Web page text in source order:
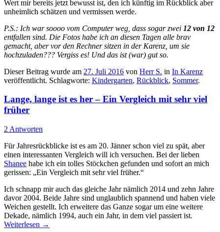
Wert mir bereits jetzt bewusst ist, den ich künftig im Rückblick aber
unheimlich schätzen und vermissen werde.
P.S.: Ich war soooo vom Computer weg, dass sogar zwei 12 von 12
entfallen sind. Die Fotos habe ich an diesen Tagen alle brav
gemacht, aber vor den Rechner sitzen in der Karenz, um sie
hochzuladen??? Vergiss es! Und das ist (war) gut so.
Dieser Beitrag wurde am 27. Juli 2016 von Herr S. in In Karenz
veröffentlicht. Schlagworte: Kindergarten, Rückblick, Sommer.
Lange, lange ist es her – Ein Vergleich mit sehr viel
früher
2 Antworten
Für Jahresrückblicke ist es am 20. Jänner schon viel zu spät, aber
einen interessanten Vergleich will ich versuchen. Bei der lieben
Shanee habe ich ein tolles Stöckchen gefunden und sofort an mich
gerissen: „Ein Vergleich mit sehr viel früher.“
Ich schnapp mir auch das gleiche Jahr nämlich 2014 und zehn Jahre
davor 2004. Beide Jahre sind unglaublich spannend und haben viele
Weichen gestellt. Ich erweitere das Ganze sogar um eine weitere
Dekade, nämlich 1994, auch ein Jahr, in dem viel passiert ist.
Weiterlesen →